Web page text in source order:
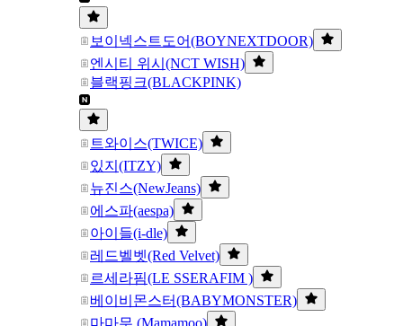
보이넥스트도어(BOYNEXTDOOR)
엔시티 위시(NCT WISH)
블랙핑크(BLACKPINK)
트와이스(TWICE)
있지(ITZY)
뉴진스(NewJeans)
에스파(aespa)
아이들(i-dle)
레드벨벳(Red Velvet)
르세라핌(LE SSERAFIM )
베이비몬스터(BABYMONSTER)
마마무 (Mamamoo)